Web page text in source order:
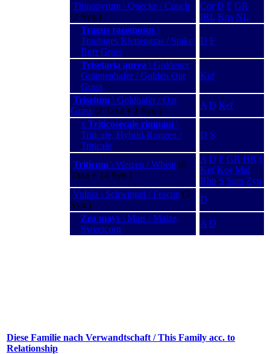
Thinopyrum \ Quecke / Couch
(2 Syn.)
Cor D F GR
IRL Kos NL
Tragus racemosus \
Traubiges Klettengras / Spike
Burr Grass
D F
Trisetaria aurea \ Goldener
Grannenhafer / Golden Oat
Grass
Kef
Trisetum \ Goldhafer / Oat
Grass (2 Taxa + 1 Syn.)
A D Kef
x Triticosecale rimpaui \
Triticale, Hybrid-Roggen /
Triticale
D S
Triticum \ Weizen / Wheat (6
Taxa + 14 Syn.)
A D F GR HR I
Kef Kos Mal
Rho S Sam Zyp
Vulpia \ Schwingel / Fescue (5
Syn.)
D
Zea mays \ Mais / Maize,
Sweetcorn
A D
Diese Familie nach Verwandtschaft / This Family acc. to
Relationship